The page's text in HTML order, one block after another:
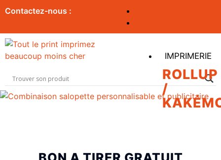
Contactez-nous :
IMPRIMERIE
ROLLUP
/